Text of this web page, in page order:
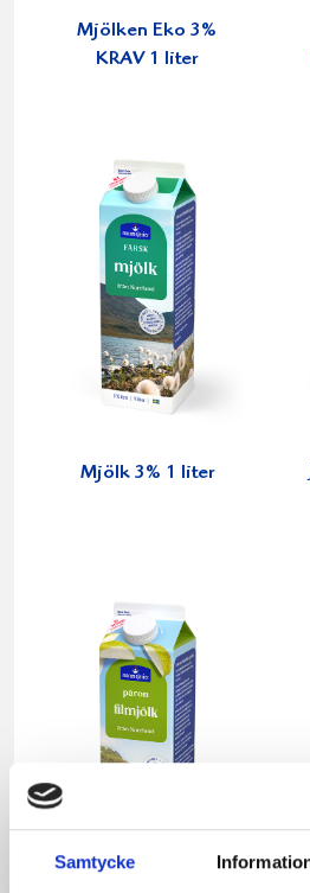
Samtycke
Mjölken Eko 3%
KRAV 1 liter
Mjölk 3% 1 liter